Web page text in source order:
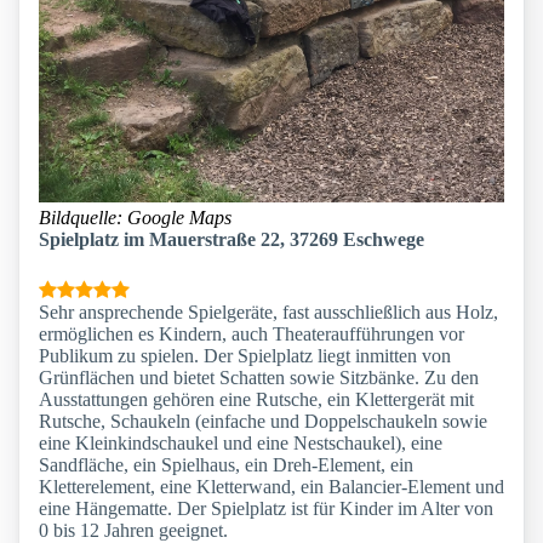
Bildquelle: Google Maps
Spielplatz im Mauerstraße 22, 37269 Eschwege
Sehr ansprechende Spielgeräte, fast ausschließlich aus Holz,
ermöglichen es Kindern, auch Theateraufführungen vor
Publikum zu spielen. Der Spielplatz liegt inmitten von
Grünflächen und bietet Schatten sowie Sitzbänke. Zu den
Ausstattungen gehören eine Rutsche, ein Klettergerät mit
Rutsche, Schaukeln (einfache und Doppelschaukeln sowie
eine Kleinkindschaukel und eine Nestschaukel), eine
Sandfläche, ein Spielhaus, ein Dreh-Element, ein
Kletterelement, eine Kletterwand, ein Balancier-Element und
eine Hängematte. Der Spielplatz ist für Kinder im Alter von
0 bis 12 Jahren geeignet.